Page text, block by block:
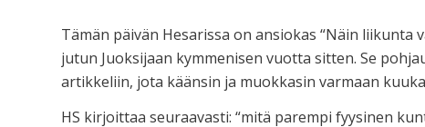
Tämän päivän Hesarissa on ansiokas “Näin
jutun Juoksijaan kymmenisen vuotta sitten. Se
artikkeliin, jota käänsin ja muokkasin varmaan
HS kirjoittaa seuraavasti: “mitä parempi fyysinen